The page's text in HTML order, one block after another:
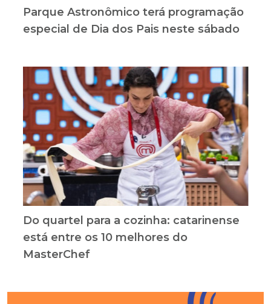
Parque Astronômico terá programação
especial de Dia dos Pais neste sábado
Do quartel para a cozinha: catarinense
está entre os 10 melhores do
MasterChef